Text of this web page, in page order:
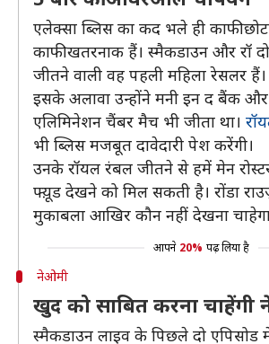
एलेक्सा ब्लिस का कद भले ही काफी
काफी खतरनाक हैं। स्मैकडाउन और रॉ
जीतने वाली वह पहली महिला रेसलर हैं।
इसके अलावा उन्होंने मनी इन द बैंक
एलिमिनेशन चैंबर मैच भी जीता था।
भी ब्लिस मजबूत दावेदारी पेश करेंगी।
उनके रॉयल रंबल जीतने से हमें मेन
फ्यू़ड देखने को मिल सकती है। रोंडा
मुकाबला आखिर कौन नहीं देखना
आपने 20% पढ़ लिया है
नेओमी
खुद को साबित करना चाहेंगी
स्मैकडाउन लाइव के पिछले दो एपिसोड